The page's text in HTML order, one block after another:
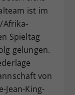
ist im
Afrika-
Spieltag
gelungen.
von
Jean-King-
Consent-
eine
die
Ihrer
falls der
eingestellt